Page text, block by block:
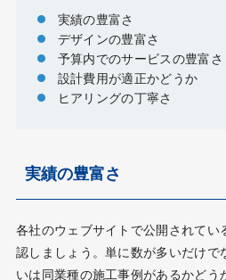
実績の豊富さ
デザインの豊富さ
予算内でのサービスの豊富さ
設計費用が適正かどうか
ヒアリングの丁寧さ
実績の豊富さ
各社のウェブサイトで公開されてい
認しましょう。単に数が多いだけで
いは同業種の施工事例があるかどう